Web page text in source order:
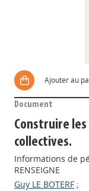
Ajouter au
Document
Construire
collectives.
Informations de
RENSEIGNE
Guy LE BOTERF ;